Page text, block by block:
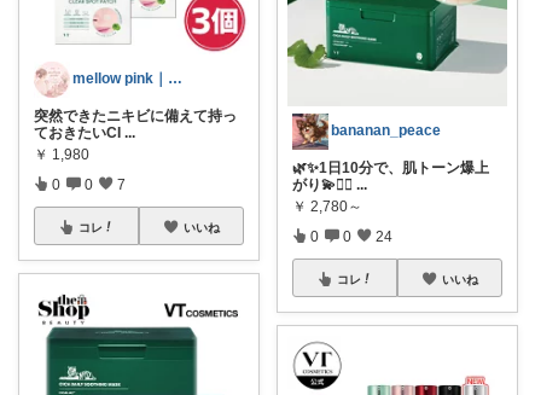
mellow pink｜ときめき
突然できたニキビに備えて持っ
ておきたいCI ...
￥ 1,980
0 0 7
コレ いいね
bananan_peace
🌿✨1日10分で、肌トーン爆上
がり💫🧖‍♀ ...
￥ 2,780～
0 0 24
コレ いいね